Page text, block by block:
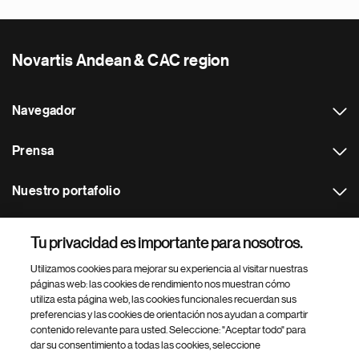
Novartis Andean & CAC region
Navegador
Prensa
Nuestro portafolio
Footer Site Search
Tu privacidad es importante para nosotros.
Utilizamos cookies para mejorar su experiencia al visitar nuestras
páginas web: las cookies de rendimiento nos muestran cómo
utiliza esta página web, las cookies funcionales recuerdan sus
preferencias y las cookies de orientación nos ayudan a compartir
contenido relevante para usted. Seleccione: "Aceptar todo" para
dar su consentimiento a todas las cookies, seleccione